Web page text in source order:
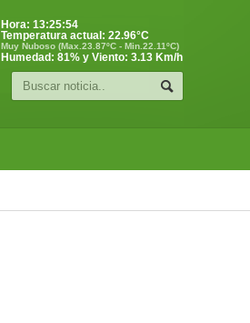
Hora: 13:25:54
Temperatura actual: 22.96°C
Muy Nuboso (Max.23.87ºC - Min.22.11ºC)
Humedad: 81% y Viento: 3.13 Km/h